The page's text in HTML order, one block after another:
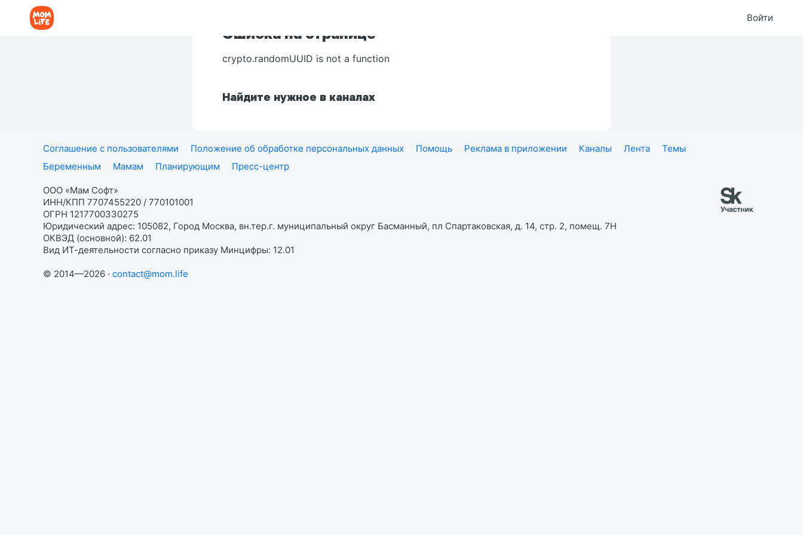
Войти
Ошибка на странице
crypto.randomUUID is not a function
Найдите нужное в каналах
Соглашение с пользователями Положение об обработке персональных данных Помощь Реклама в приложении Каналы Лента
Темы
Беременным
Мамам Планирующим Пресс-центр
ООО «Мам Софт»
ИНН/КПП 7707455220 / 770101001
ОГРН 1217700330275
Юридический адрес: 105082, Город Москва, вн.тер.г. муниципальный округ Басманный, пл Спартаковская, д. 14, стр. 2, помещ. 7Н
ОКВЭД (основной): 62.01
Вид ИТ-деятельности согласно приказу Минцифры: 12.01
© 2014—2026 · contact@mom.life